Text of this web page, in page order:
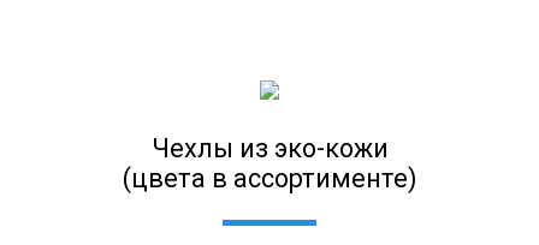
Чехлы из эко-кожи
(цвета в ассортименте)